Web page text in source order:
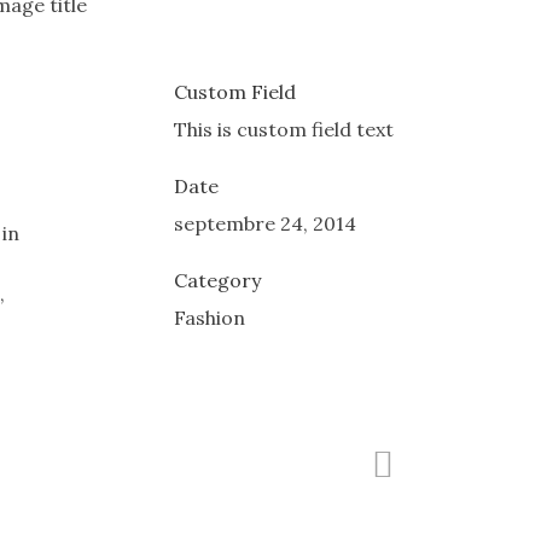
Custom Field
This is custom field text
Date
septembre 24, 2014
Category
Fashion